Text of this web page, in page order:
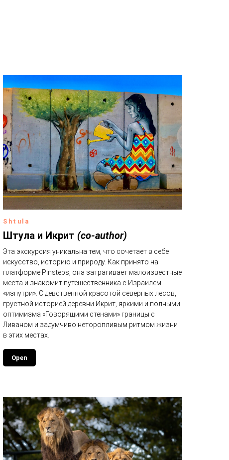
Shtula
Штула и Икрит (co-author)
Эта экскурсия уникальна тем, что сочетает в себе
искусство, историю и природу. Как принято на
платформе Pinsteps, она затрагивает малоизвестные
места и знакомит путешественника с Израилем
«изнутри». С девственной красотой северных лесов,
грустной историей деревни Икрит, яркими и полными
оптимизма «Говорящими стенами» границы с
Ливаном и задумчиво неторопливым ритмом жизни
в этих местах.
Open